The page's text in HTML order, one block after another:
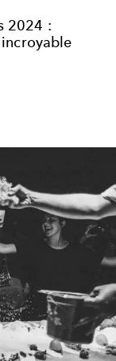
2024 :